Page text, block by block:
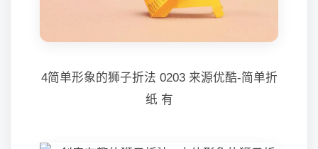
4简单形象的狮子折法 0203 来源优酷-简单折
纸 有